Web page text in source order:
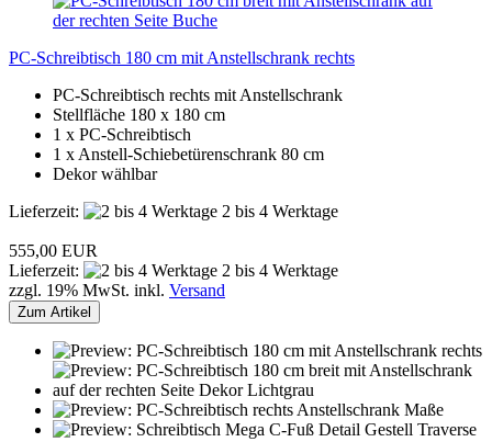
PC-Schreibtisch 180 cm mit Anstellschrank rechts
PC-Schreibtisch rechts mit Anstellschrank
Stellfläche 180 x 180 cm
1 x PC-Schreibtisch
1 x Anstell-Schiebetürenschrank 80 cm
Dekor wählbar
Lieferzeit:
2 bis 4 Werktage
555,00 EUR
Lieferzeit:
2 bis 4 Werktage
zzgl. 19% MwSt. inkl. Versand
Zum Artikel